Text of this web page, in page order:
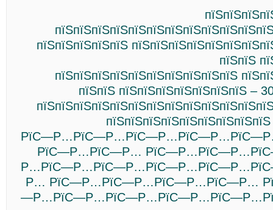
пїЅпїЅпїЅпїЅпїЅ
пїЅпїЅ
пїЅпїЅпїЅпїЅпїЅпїЅпїЅпїЅпїЅпїЅ
пїЅпїЅ пїЅпїЅпїЅпїЅпїЅпїЅпїЅ –
РїС—Р…РїС—Р…
Р… РїС—Р…РїС—Р…РїС—Р…РїС—Р…